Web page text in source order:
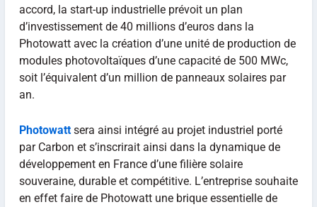
accord, la start-up industrielle prévoit un plan
d’investissement de 40 millions d’euros dans la
Photowatt avec la création d’une unité de production de
modules photovoltaïques d’une capacité de 500 MWc,
soit l’équivalent d’un million de panneaux solaires par
an.
Photowatt sera ainsi intégré au projet industriel porté
par Carbon et s’inscrirait ainsi dans la dynamique de
développement en France d’une filière solaire
souveraine, durable et compétitive. L’entreprise souhaite
en effet faire de Photowatt une brique essentielle de